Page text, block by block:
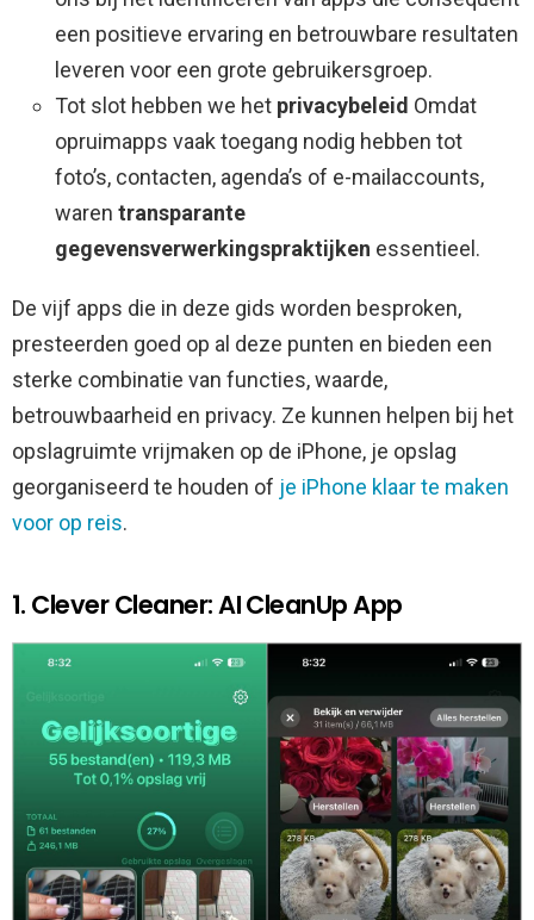
een positieve ervaring en betrouwbare resultaten
leveren voor een grote gebruikersgroep.
Tot slot hebben we het privacybeleid Omdat
opruimapps vaak toegang nodig hebben tot
foto’s, contacten, agenda’s of e-mailaccounts,
waren transparante
gegevensverwerkingspraktijken essentieel.
De vijf apps die in deze gids worden besproken,
presteerden goed op al deze punten en bieden een
sterke combinatie van functies, waarde,
betrouwbaarheid en privacy. Ze kunnen helpen bij het
opslagruimte vrijmaken op de iPhone, je opslag
georganiseerd te houden of je iPhone klaar te maken
voor op reis.
1. Clever Cleaner: AI CleanUp App